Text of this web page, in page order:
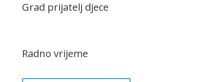
Grad prijatelj djece
Radno vrijeme